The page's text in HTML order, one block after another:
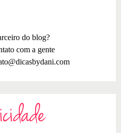
do blog?
com a gente